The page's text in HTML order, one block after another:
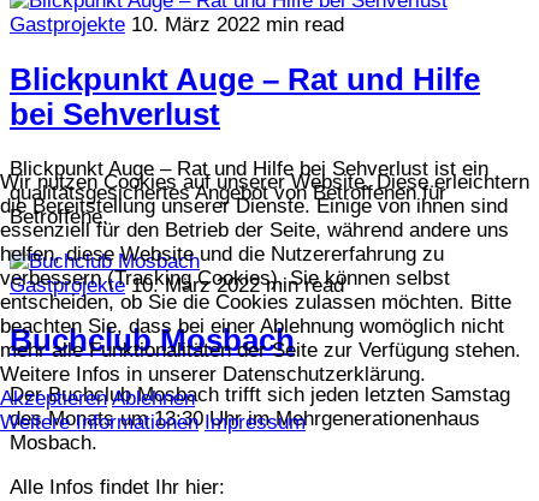
Gastprojekte 10. März 2022 min read
Blickpunkt Auge – Rat und Hilfe
bei Sehverlust
Blickpunkt Auge – Rat und Hilfe bei Sehverlust ist ein
qualitätsgesichertes Angebot von Betroffenen für
Betroffene.
Gastprojekte 10. März 2022min read
Buchclub Mosbach
Der Buchclub Mosbach trifft sich jeden letzten Samstag
des Monats um 13:30 Uhr im Mehrgenerationenhaus
Mosbach.
Alle Infos findet Ihr hier:
Wir nutzen Cookies auf unserer Website. Diese erleichtern
die Bereitstellung unserer Dienste. Einige von ihnen sind
essenziell für den Betrieb der Seite, während andere uns
helfen, diese Website und die Nutzererfahrung zu
verbessern (Tracking Cookies). Sie können selbst
entscheiden, ob Sie die Cookies zulassen möchten. Bitte
beachten Sie, dass bei einer Ablehnung womöglich nicht
mehr alle Funktionalitäten der Seite zur Verfügung stehen.
Weitere Infos in unserer Datenschutzerklärung.
Akzeptieren Ablehnen
Weitere Informationen Impressum